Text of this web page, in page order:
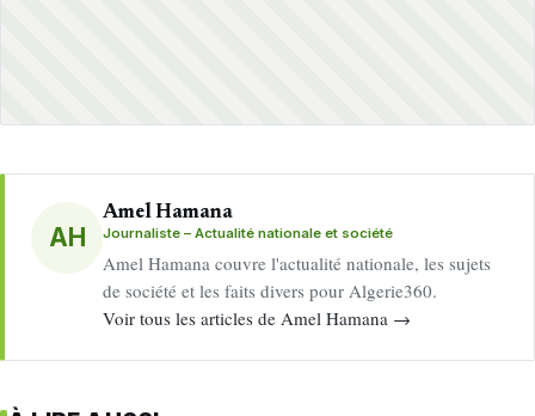
AH
Amel Hamana
Journaliste – Actualité nationale et société
Amel Hamana couvre l'actualité nationale, les sujets
de société et les faits divers pour Algerie360.
Voir tous les articles de Amel Hamana →